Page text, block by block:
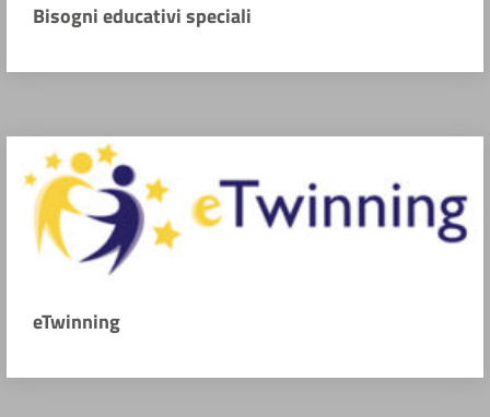
Bisogni educativi speciali
eTwinning